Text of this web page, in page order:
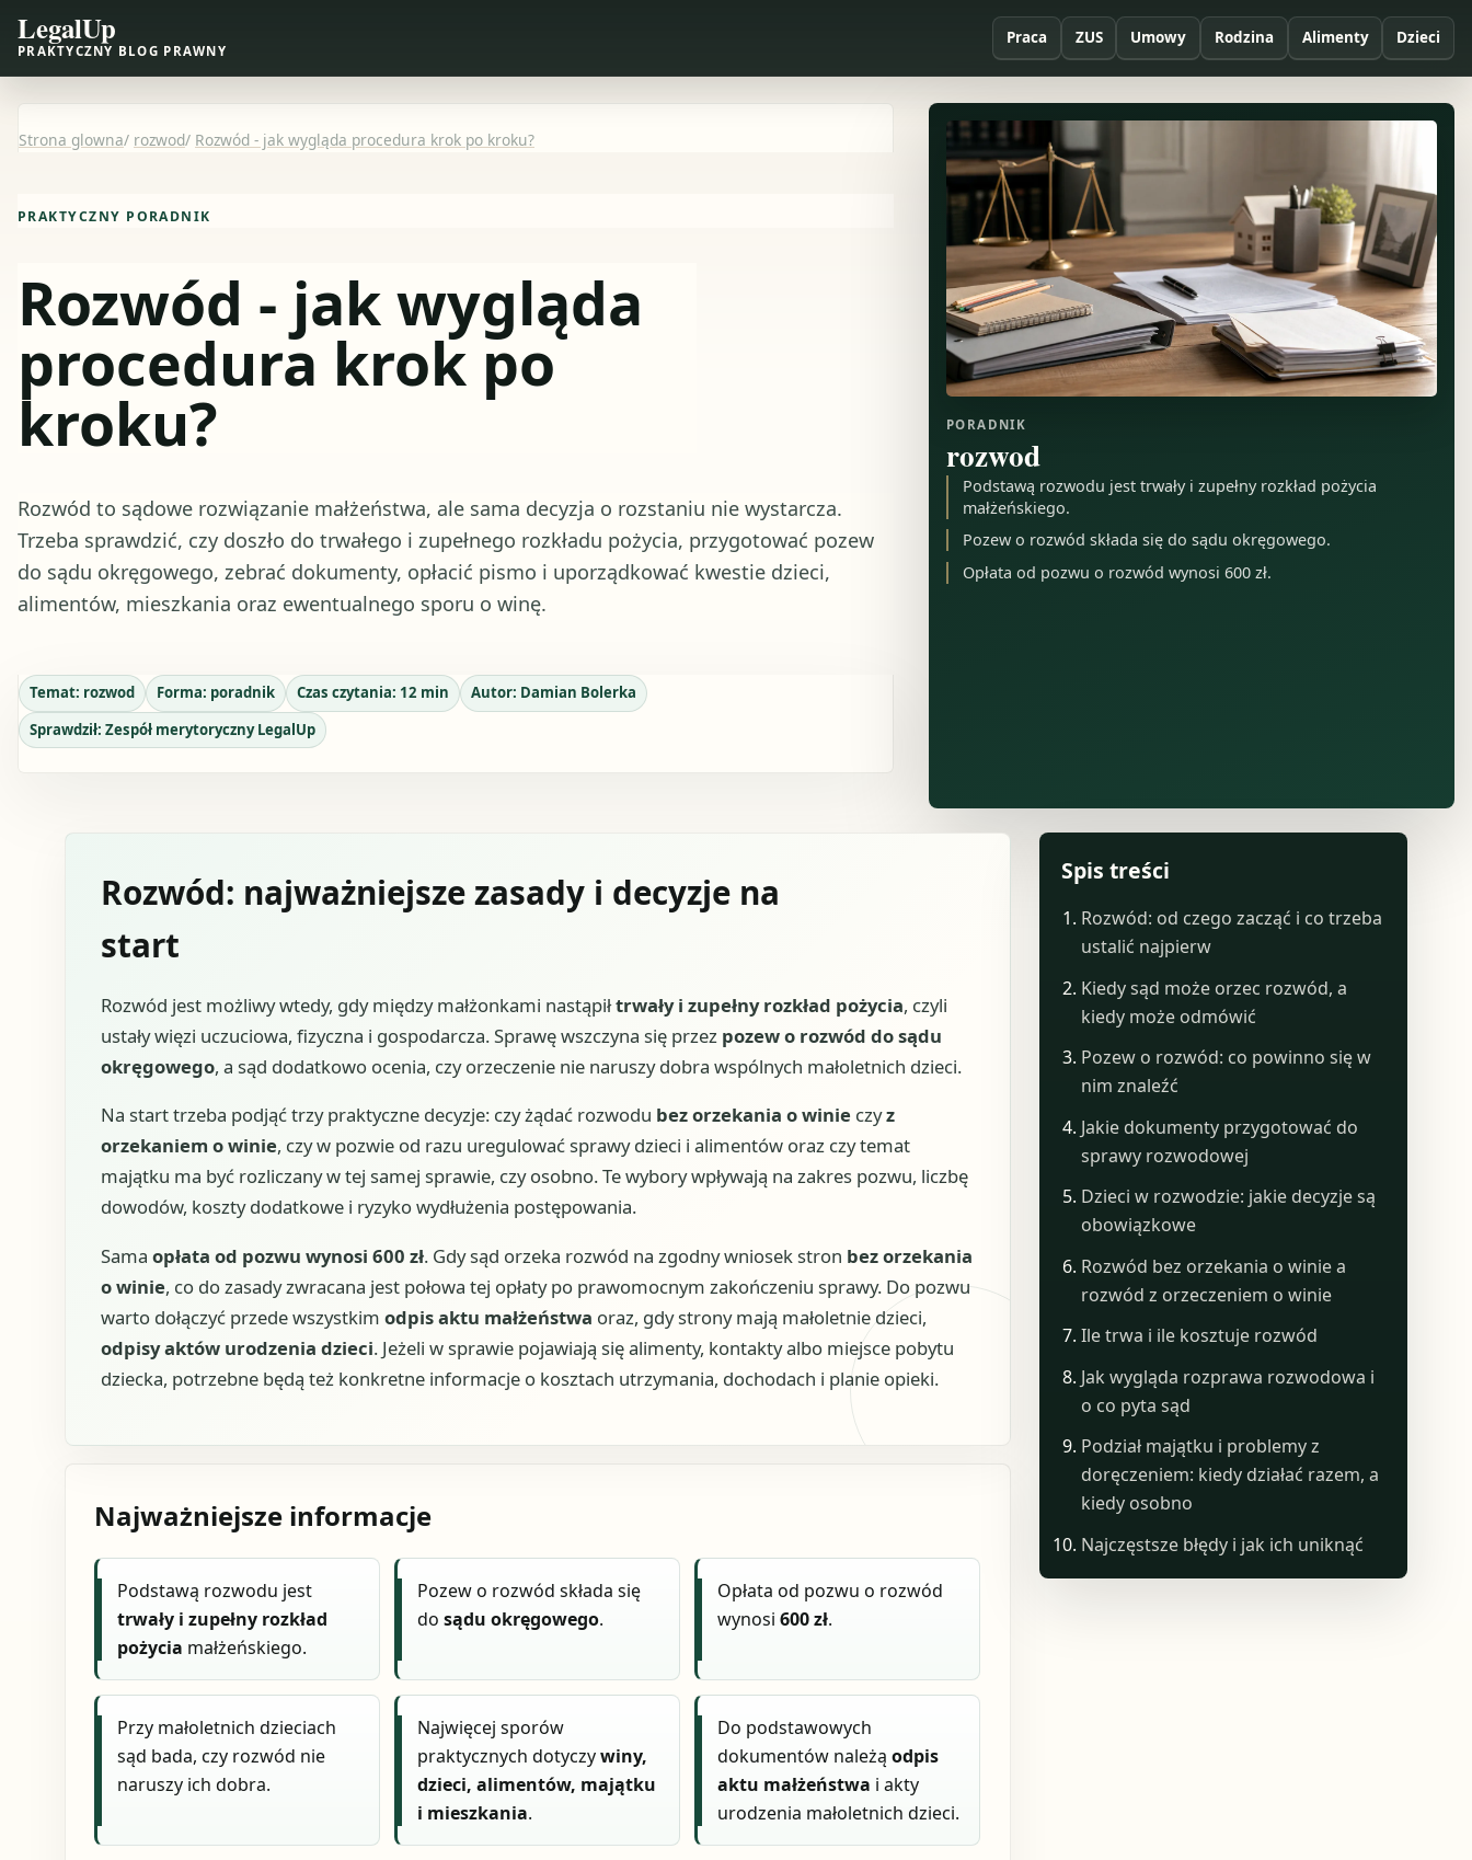
LegalUp
PRAKTYCZNY BLOG PRAWNY
Praca ZUS Umowy Rodzina Alimenty Dzieci
Strona glowna/ rozwod/ Rozwód - jak wygląda procedura krok po kroku?
PRAKTYCZNY PORADNIK
Rozwód - jak wygląda
procedura krok po
kroku?
Rozwód to sądowe rozwiązanie małżeństwa, ale sama decyzja o rozstaniu nie wystarcza.
Trzeba sprawdzić, czy doszło do trwałego i zupełnego rozkładu pożycia, przygotować pozew
do sądu okręgowego, zebrać dokumenty, opłacić pismo i uporządkować kwestie dzieci,
alimentów, mieszkania oraz ewentualnego sporu o winę.
Temat: rozwod Forma: poradnik Czas czytania: 12 min Autor: Damian Bolerka
Sprawdził: Zespół merytoryczny LegalUp
PORADNIK
rozwod
Podstawą rozwodu jest trwały i zupełny rozkład pożycia
małżeńskiego.
Pozew o rozwód składa się do sądu okręgowego.
Opłata od pozwu o rozwód wynosi 600 zł.
Rozwód: najważniejsze zasady i decyzje na
start
Rozwód jest możliwy wtedy, gdy między małżonkami nastąpiłtrwały i zupełny rozkład pożycia, czyli
ustały więzi uczuciowa, fizyczna i gospodarcza. Sprawę wszczyna się przez pozew o rozwód do sądu
okręgowego, a sąd dodatkowo ocenia, czy orzeczenie nie naruszy dobra wspólnych małoletnich dzieci.
Na start trzeba podjąć trzy praktyczne decyzje: czy żądać rozwodu bez orzekania o winie czyz
orzekaniem o winie, czy w pozwie od razu uregulować sprawy dzieci i alimentów oraz czy temat
majątku ma być rozliczany w tej samej sprawie, czy osobno. Te wybory wpływają na zakres pozwu, liczbę
dowodów, koszty dodatkowe i ryzyko wydłużenia postępowania.
Sama opłata od pozwu wynosi 600 zł. Gdy sąd orzeka rozwód na zgodny wniosek stron bez orzekania
o winie, co do zasady zwracana jest połowa tej opłaty po prawomocnym zakończeniu sprawy. Do pozwu
warto dołączyć przede wszystkim odpis aktu małżeństwa oraz, gdy strony mają małoletnie dzieci,
odpisy aktów urodzenia dzieci. Jeżeli w sprawie pojawiają się alimenty, kontakty albo miejsce pobytu
dziecka, potrzebne będą też konkretne informacje o kosztach utrzymania, dochodach i planie opieki.
Najważniejsze informacje
Podstawą rozwodu jest
trwały i zupełny rozkład
pożycia małżeńskiego.
Pozew o rozwód składa się
dosądu okręgowego.
Opłata od pozwu o rozwód
wynosi600 zł.
Przy małoletnich dzieciach
sąd bada, czy rozwód nie
naruszy ich dobra.
Najwięcej sporów
praktycznych dotyczywiny,
dzieci, alimentów, majątku
i mieszkania.
Do podstawowych
dokumentów należąodpis
aktu małżeństwa i akty
urodzenia małoletnich dzieci.
Spis treści
Rozwód: od czego zacząć i co trzeba
ustalić najpierw
Kiedy sąd może orzec rozwód, a
kiedy może odmówić
Pozew o rozwód: co powinno się w
nim znaleźć
Jakie dokumenty przygotować do
sprawy rozwodowej
Dzieci w rozwodzie: jakie decyzje są
obowiązkowe
Rozwód bez orzekania o winie a
rozwód z orzeczeniem o winie
Ile trwa i ile kosztuje rozwód
Jak wygląda rozprawa rozwodowa i
o co pyta sąd
Podział majątku i problemy z
doręczeniem: kiedy działać razem, a
kiedy osobno
Najczęstsze błędy i jak ich uniknąć